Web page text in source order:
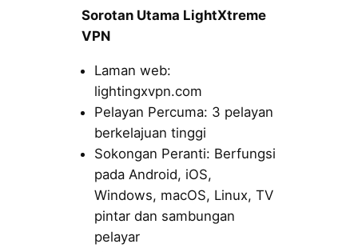
Sorotan Utama LightXtreme
VPN
Laman web:
lightingxvpn.com
Pelayan Percuma: 3 pelayan
berkelajuan tinggi
Sokongan Peranti: Berfungsi
pada Android, iOS,
Windows, macOS, Linux, TV
pintar dan sambungan
pelayar